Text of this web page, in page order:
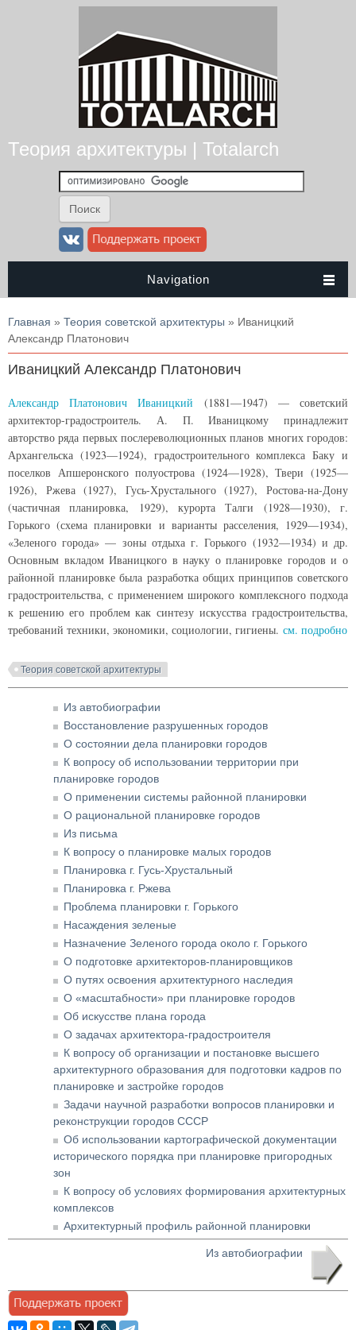
Теория архитектуры | Totalarch
Navigation
Вы здесь
Главная » Теория советской архитектуры » Иваницкий
Александр Платонович
Иваницкий Александр Платонович
Александр Платонович Иваницкий (1881—1947) — советский
архитектор-градостроитель. А. П. Иваницкому принадлежит
авторство ряда первых послереволюционных планов многих городов:
Архангельска (1923—1924), градостроительного комплекса Баку и
поселков Апшеронского полуострова (1924—1928), Твери (1925—
1926), Ржева (1927), Гусь-Хрустального (1927), Ростова-на-Дону
(частичная планировка, 1929), курорта Талги (1928—1930), г.
Горького (схема планировки и варианты расселения, 1929—1934),
«Зеленого города» — зоны отдыха г. Горького (1932—1934) и др.
Основным вкладом Иваницкого в науку о планировке городов и о
районной планировке была разработка общих принципов советского
градостроительства, с применением широкого комплексного подхода
к решению его проблем как синтезу искусства градостроительства,
требований техники, экономики, социологии, гигиены. см. подробно
Теория советской архитектуры
Из автобиографии
Восстановление разрушенных городов
О состоянии дела планировки городов
К вопросу об использовании территории при
планировке городов
О применении системы районной планировки
О рациональной планировке городов
Из письма
К вопросу о планировке малых городов
Планировка г. Гусь-Хрустальный
Планировка г. Ржева
Проблема планировки г. Горького
Насаждения зеленые
Назначение Зеленого города около г. Горького
О подготовке архитекторов-планировщиков
О путях освоения архитектурного наследия
О «масштабности» при планировке городов
Об искусстве плана города
О задачах архитектора-градостроителя
К вопросу об организации и постановке высшего
архитектурного образования для подготовки кадров по
планировке и застройке городов
Задачи научной разработки вопросов планировки и
реконструкции городов СССР
Об использовании картографической документации
исторического порядка при планировке пригородных
зон
К вопросу об условиях формирования архитектурных
комплексов
Архитектурный профиль районной планировки
Из автобиографии